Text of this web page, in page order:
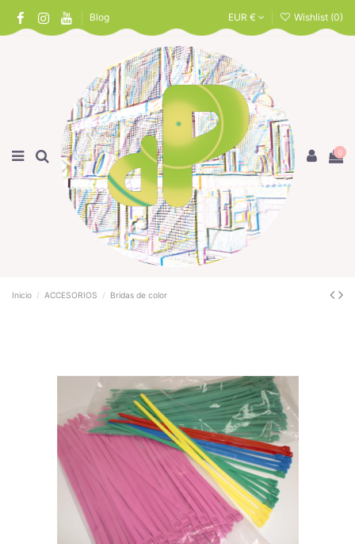
Blog EUR € Wishlist (0)
0
Inicio ACCESORIOS Bridas de color